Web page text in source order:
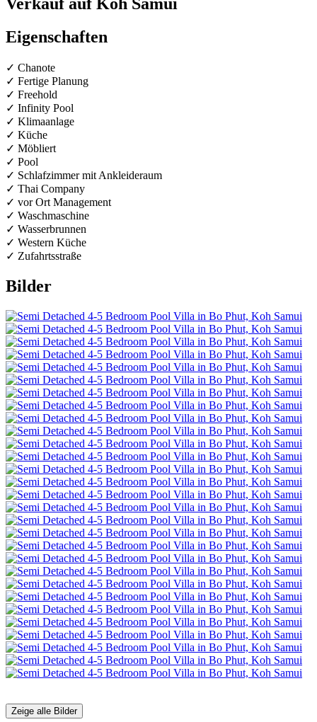
Eigenschaften
✓ Chanote
✓ Fertige Planung
✓ Freehold
✓ Infinity Pool
✓ Klimaanlage
✓ Küche
✓ Möbliert
✓ Pool
✓ Schlafzimmer mit Ankleideraum
✓ Thai Company
✓ vor Ort Management
✓ Waschmaschine
✓ Wasserbrunnen
✓ Western Küche
✓ Zufahrtsstraße
Bilder
Zeige alle Bilder